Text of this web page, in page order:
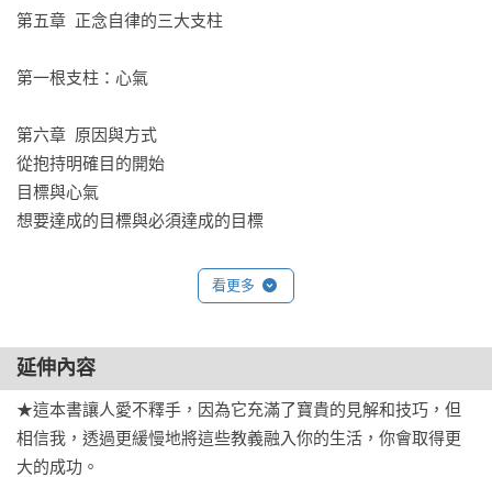
第五章  正念自律的三大支柱
第一根支柱：心氣
第六章  原因與方式
從抱持明確目的開始
目標與心氣
想要達成的目標與必須達成的目標
第七章  心氣步驟一：找到目的
練習三：榜樣人物
練習四：構思心氣特質
練習五：深切渴望的冥想（紅利篇）
不要變得動彈不得
看更多
延伸內容
★這本書讓人愛不釋手，因為它充滿了寶貴的見解和技巧，但
相信我，透過更緩慢地將這些教義融入你的生活，你會取得更
大的成功。